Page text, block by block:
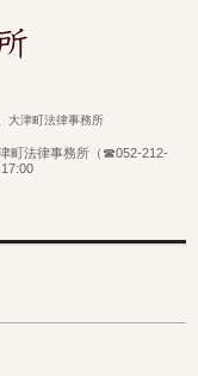
大津町法律事務所
町法律事務所（☎052-212-